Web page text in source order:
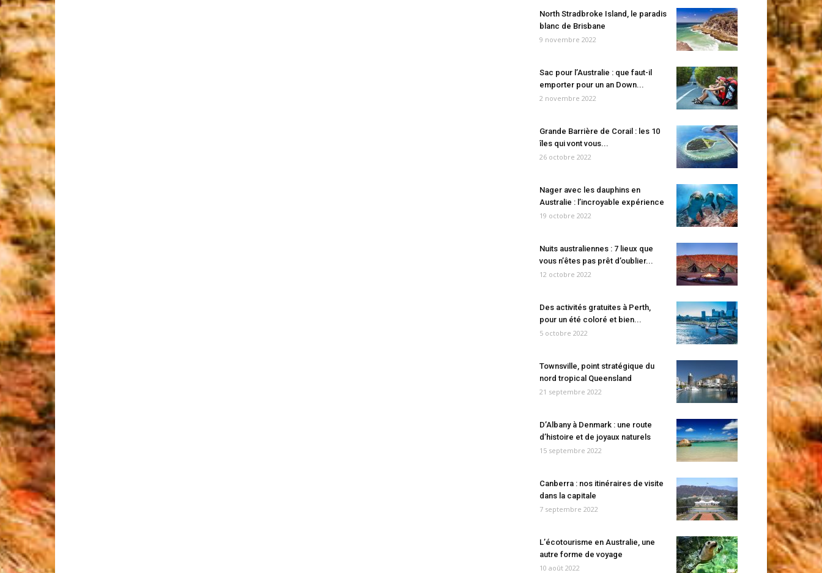
North Stradbroke Island, le paradis
blanc de Brisbane
9 novembre 2022
Sac pour l’Australie : que faut-il
emporter pour un an Down...
2 novembre 2022
Grande Barrière de Corail : les 10
îles qui vont vous...
26 octobre 2022
Nager avec les dauphins en
Australie : l’incroyable expérience
19 octobre 2022
Nuits australiennes : 7 lieux que
vous n’êtes pas prêt d’oublier...
12 octobre 2022
Des activités gratuites à Perth,
pour un été coloré et bien...
5 octobre 2022
Townsville, point stratégique du
nord tropical Queensland
21 septembre 2022
D’Albany à Denmark : une route
d’histoire et de joyaux naturels
15 septembre 2022
Canberra : nos itinéraires de visite
dans la capitale
7 septembre 2022
L’écotourisme en Australie, une
autre forme de voyage
10 août 2022